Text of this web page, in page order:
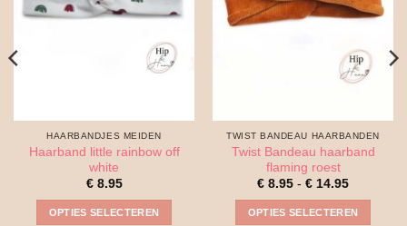
HAARBANDJES MEIDEN
Haarband little rainbow off
white
€8.95
OPTIES SELECTEREN
TWIST BANDEAU HAARBANDEN
Twist Bandeau haarband
flaming roest
€ 8.95 - € 14.95
tot
€ 14.95
OPTIES SELECTEREN